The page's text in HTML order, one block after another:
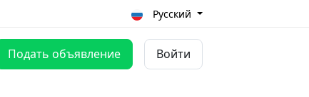
Русский
Подать объявление Войти